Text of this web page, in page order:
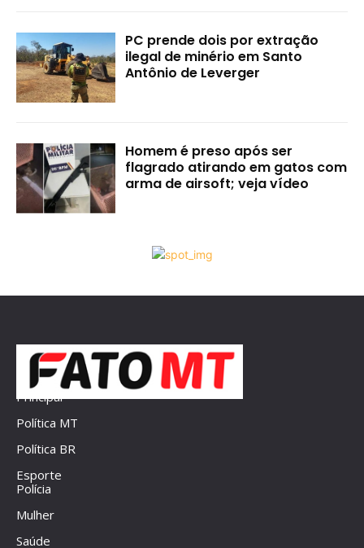
PC prende dois por extração
ilegal de minério em Santo
Antônio de Leverger
Homem é preso após ser
flagrado atirando em gatos com
arma de airsoft; veja vídeo
Principal
Política MT
Política BR
Esporte
Polícia
Mulher
Saúde